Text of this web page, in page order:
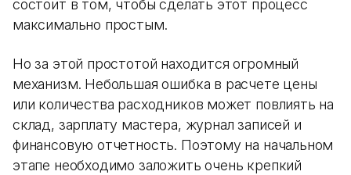
состоит в том, чтобы сделать этот процесс
максимально простым.
Но за этой простотой находится огромный
механизм. Небольшая ошибка в расчете цены
или количества расходников может повлиять на
склад, зарплату мастера, журнал записей и
финансовую отчетность. Поэтому на начальном
этапе необходимо заложить очень крепкий